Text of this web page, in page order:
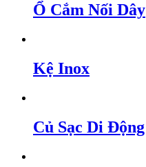
Ổ Cắm Nối Dây
Kệ Inox
Củ Sạc Di Động